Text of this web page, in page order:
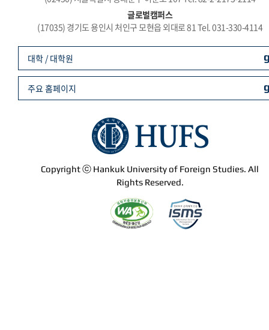
글로벌캠퍼스
(17035) 경기도 용인시 처인구 모현읍 외대로 81 Tel. 031-330-4114
Copyright ⓒ Hankuk University of Foreign Studies. All
Rights Reserved.
대학 / 대학원
주요 홈페이지